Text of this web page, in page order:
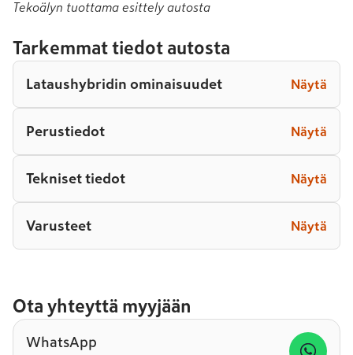
Tekoälyn tuottama esittely autosta
Tarkemmat tiedot autosta
Lataushybridin ominaisuudet Näytä
Perustiedot Näytä
Tekniset tiedot Näytä
Varusteet Näytä
Ota yhteyttä myyjään
WhatsApp